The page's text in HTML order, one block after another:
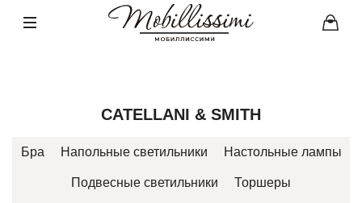
CATELLANI & SMITH
Бра Напольные светильники Настольные лампы
Подвесные светильники Торшеры